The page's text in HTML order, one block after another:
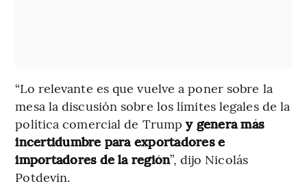
“Lo relevante es que vuelve a poner sobre la
mesa la discusión sobre los límites legales de la
política comercial de Trumpy genera más
incertidumbre para exportadores e
importadores de la región”, dijo Nicolás
Potdevin.